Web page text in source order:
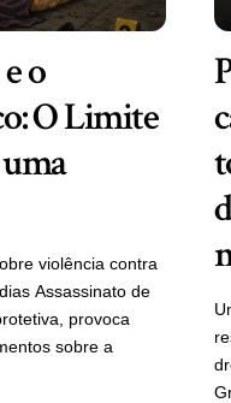
o
O Limite
violência contra
Assassinato de
provoca
sobre a